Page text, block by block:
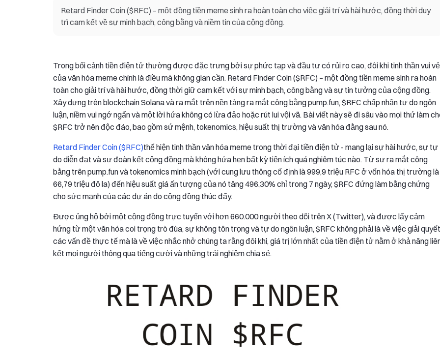
Retard Finder Coin ($RFC) – một đồng tiền meme sinh ra hoàn toàn cho việc giải trí và hài hước, đồng thời duy
trì cam kết về sự minh bạch, công bằng và niềm tin của cộng đồng.
Trong bối cảnh tiền điện tử thường được đặc trưng bởi sự phức tạp và đầu tư có rủi ro cao, đôi khi tinh thần vui vẻ
của văn hóa meme chính là điều mà không gian cần. Retard Finder Coin ($RFC) – một đồng tiền meme sinh ra hoàn
toàn cho giải trí và hài hước, đồng thời giữ cam kết với sự minh bạch, công bằng và sự tin tưởng của cộng đồng.
Xây dựng trên blockchain Solana và ra mắt trên nền tảng ra mắt công bằng pump.fun, $RFC chấp nhận tự do ngôn
luận, niềm vui ngớ ngẩn và một lời hứa không có lừa đảo hoặc rút lui vội vã. Bài viết này sẽ đi sâu vào mọi thứ làm
$RFC trở nên độc đáo, bao gồm sứ mệnh, tokenomics, hiệu suất thị trường và văn hóa đằng sau nó.
Retard Finder Coin ($RFC)thể hiện tinh thần văn hóa meme trong thời đại tiền điện tử - mang lại sự hài hước, sự tự
do diễn đạt và sự đoàn kết cộng đồng mà không hứa hẹn bất kỳ tiện ích quá nghiêm túc nào. Từ sự ra mắt công
bằng trên pump.fun và tokenomics minh bạch (với cung lưu thông cố định là 999,9 triệu RFC ở vốn hóa thị trường là
66,79 triệu đô la) đến hiệu suất giá ấn tượng của nó tăng 496,30% chỉ trong 7 ngày, $RFC đứng làm bằng chứng
cho sức mạnh của các dự án do cộng đồng thúc đẩy.
Được ủng hộ bởi một cộng đồng trực tuyến với hơn 660.000 người theo dõi trên X (Twitter), và được lấy cảm
hứng từ một văn hóa coi trọng trò đùa, sự không tôn trọng và tự do ngôn luận, $RFC không phải là về việc giải quyết
các vấn đề thực tế mà là về việc nhắc nhở chúng ta rằng đôi khi, giá trị lớn nhất của tiền điện tử nằm ở khả năng
kết mọi người thông qua tiếng cười và những trải nghiệm chia sẻ.